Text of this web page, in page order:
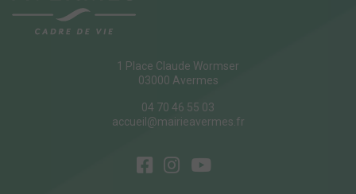
1 Place Claude Wormser
03000 Avermes
04 70 46 55 03
accueil@mairieavermes.fr